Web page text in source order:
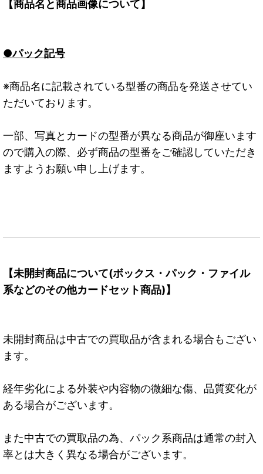
【商品名と商品画像について】
●パック記号
※商品名に記載されている型番の商品を発送させてい
ただいております。
一部、写真とカードの型番が異なる商品が御座います
ので購入の際、必ず商品の型番をご確認していただき
ますようお願い申し上げます。
【未開封商品について(ボックス・パック・ファイル
系などのその他カードセット商品)】
未開封商品は中古での買取品が含まれる場合もござい
ます。
経年劣化による外装や内容物の微細な傷、品質変化が
ある場合がございます。
また中古での買取品の為、パック系商品は通常の封入
率とは大きく異なる場合がございます。